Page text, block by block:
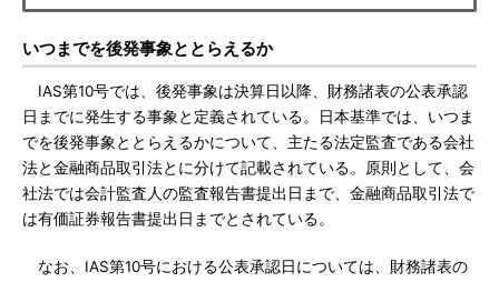
いつまでを後発事象ととらえるか
IAS第10号では、後発事象は決算日以降、財務諸表の公表承認
日までに発生する事象と定義されている。日本基準では、いつま
でを後発事象ととらえるかについて、主たる法定監査である会社
法と金融商品取引法とに分けて記載されている。原則として、会
社法では会計監査人の監査報告書提出日まで、金融商品取引法で
は有価証券報告書提出日までとされている。
なお、IAS第10号における公表承認日については、財務諸表の